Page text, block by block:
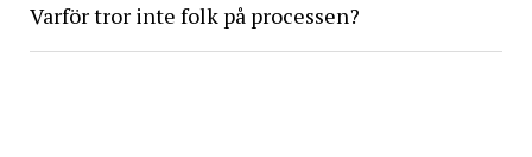
Varför tror inte folk på processen?